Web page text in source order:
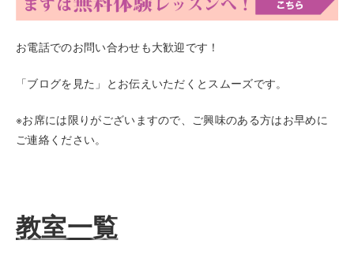
お電話でのお問い合わせも大歓迎です！
「ブログを見た」とお伝えいただくとスムーズです。
※お席には限りがございますので、ご興味のある方はお早めに
ご連絡ください。
教室一覧